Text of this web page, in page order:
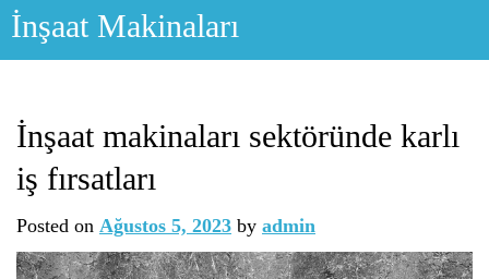
Skip
İnşaat Makinaları
İnşaat makinaları sektöründe karlı
iş fırsatları
Posted on Ağustos 5, 2023 by admin